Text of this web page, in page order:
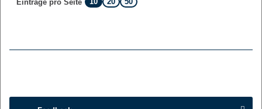
Einträge pro Seite